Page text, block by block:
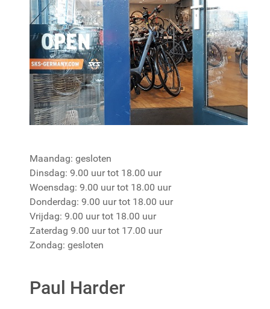
Maandag: gesloten
Dinsdag: 9.00 uur tot 18.00 uur
Woensdag: 9.00 uur tot 18.00 uur
Donderdag: 9.00 uur tot 18.00 uur
Vrijdag: 9.00 uur tot 18.00 uur
Zaterdag 9.00 uur tot 17.00 uur
Zondag: gesloten
Paul Harder